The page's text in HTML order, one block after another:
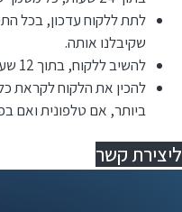
שקיבלנו אותה.
להשיב ללקוח, בתוך 12 שעות מהמועד שפנה אלינו.
⁠להכין את הלקוח לקראת
ביותר, אם טלפונית ואם
ליצירת קשר